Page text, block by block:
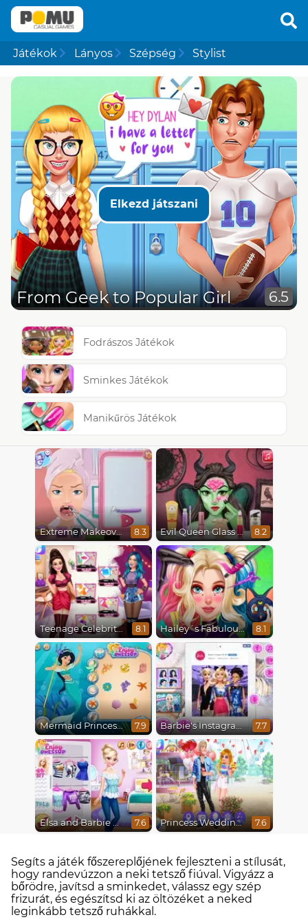
Játékok Lányos Szépség Stylist
Elkezd játszani
From Geek to Popular Girl 6.5
Fodrászos Játékok
Sminkes Játékok
Manikűrös Játékok
Extreme Makeover 8.3 Evil Queen Glass Skin Routine #Influencer 8.2
Teenage Celebrity Rivalry 8.1 Hailey´s Fabulous Hairstyle Challenge 8.1
Mermaid Princesses 7.9 Barbie's Instagram Life 7.7
Elsa and Barbie Blind Date 7.6 Princess Wedding Drama 7.6
Segíts a játék főszereplőjének fejleszteni a stílusát,
hogy randevúzzon a neki tetsző fiúval. Vigyázz a
bőrödre, javítsd a sminkedet, válassz egy szép
frizurát, és egészítsd ki az öltözéket a neked
leginkább tetsző ruhákkal.